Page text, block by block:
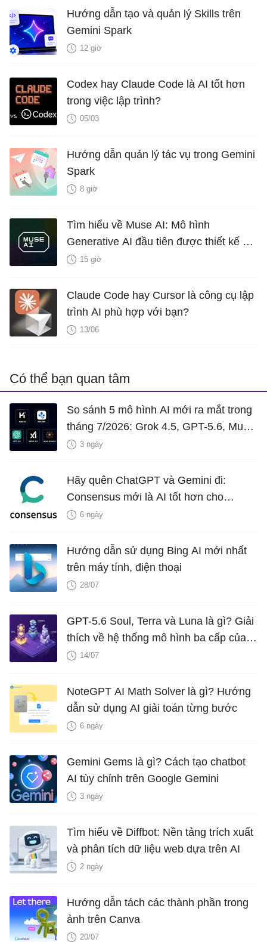
Hướng dẫn tạo và quản lý Skills trên
Gemini Spark
12 giờ
Codex hay Claude Code là AI tốt hơn
trong việc lập trình?
05/03
Hướng dẫn quản lý tác vụ trong Gemini
Spark
8 giờ
Tìm hiểu về Muse AI: Mô hình
Generative AI đầu tiên được thiết kế để
lên ý tưởng gameplay của Microsoft
15 giờ
Claude Code hay Cursor là công cụ lập
trình AI phù hợp với bạn?
13/06
Có thể bạn quan tâm
So sánh 5 mô hình AI mới ra mắt trong
tháng 7/2026: Grok 4.5, GPT-5.6, Muse
Spark 1.1, Inkling và Kimi K3
3 ngày
Hãy quên ChatGPT và Gemini đi:
Consensus mới là AI tốt hơn cho
nghiên cứu!
6 ngày
Hướng dẫn sử dụng Bing AI mới nhất
trên máy tính, điện thoại
28/07
GPT-5.6 Soul, Terra và Luna là gì? Giải
thích về hệ thống mô hình ba cấp của
OpenAI
14/07
NoteGPT AI Math Solver là gì? Hướng
dẫn sử dụng AI giải toán từng bước
6 ngày
Gemini Gems là gì? Cách tạo chatbot
AI tùy chỉnh trên Google Gemini
3 ngày
Tìm hiểu về Diffbot: Nền tảng trích xuất
và phân tích dữ liệu web dựa trên AI
2 ngày
Hướng dẫn tách các thành phần trong
ảnh trên Canva
20/07